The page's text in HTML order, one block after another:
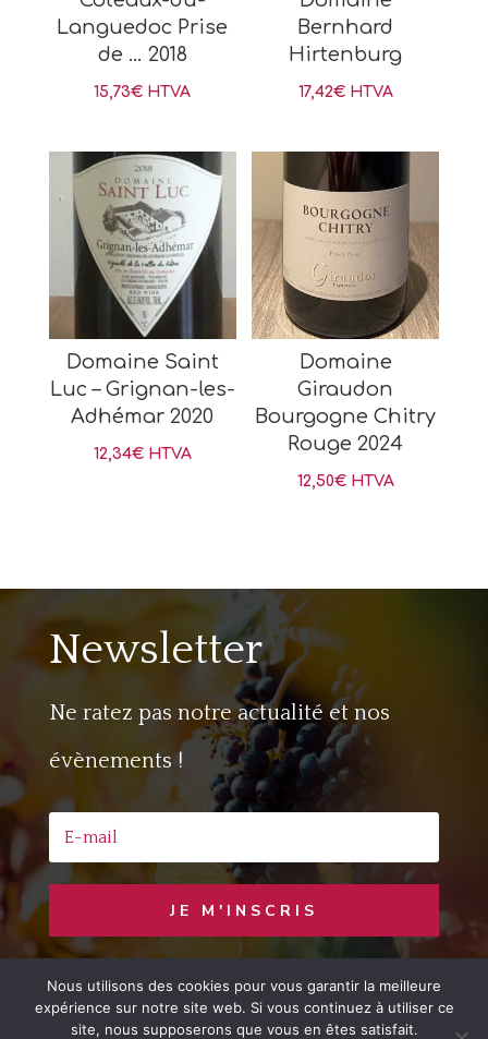
Languedoc Prise
de … 2018
15,73€ HTVA
Bernhard
Hirtenburg
17,42€ HTVA
Domaine Saint
Luc – Grignan-les-
Adhémar 2020
12,34€ HTVA
Domaine
Giraudon
Bourgogne Chitry
Rouge 2024
12,50€ HTVA
Newsletter
Ne ratez pas notre actualité et nos
évènements !
JE M'INSCRIS
Copyright © 2020 Jaime le Vin – Developed
by
LemonCom
Nous utilisons des cookies pour vous garantir la meilleure
expérience sur notre site web. Si vous continuez à utiliser ce
site, nous supposerons que vous en êtes satisfait.